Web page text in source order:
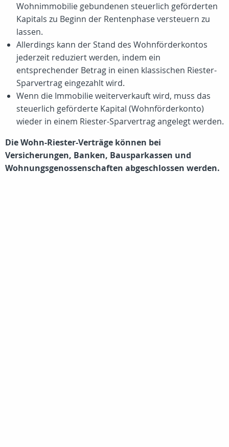
Wohnimmobilie gebundenen steuerlich geförderten
Kapitals zu Beginn der Rentenphase versteuern zu
lassen.
Allerdings kann der Stand des Wohnförderkontos
jederzeit reduziert werden, indem ein
entsprechender Betrag in einen klassischen Riester-
Sparvertrag eingezahlt wird.
Wenn die Immobilie weiterverkauft wird, muss das
steuerlich geförderte Kapital (Wohnförderkonto)
wieder in einem Riester-Sparvertrag angelegt werden.
Die Wohn-Riester-Verträge können bei
Versicherungen, Banken, Bausparkassen und
Wohnungsgenossenschaften abgeschlossen werden.